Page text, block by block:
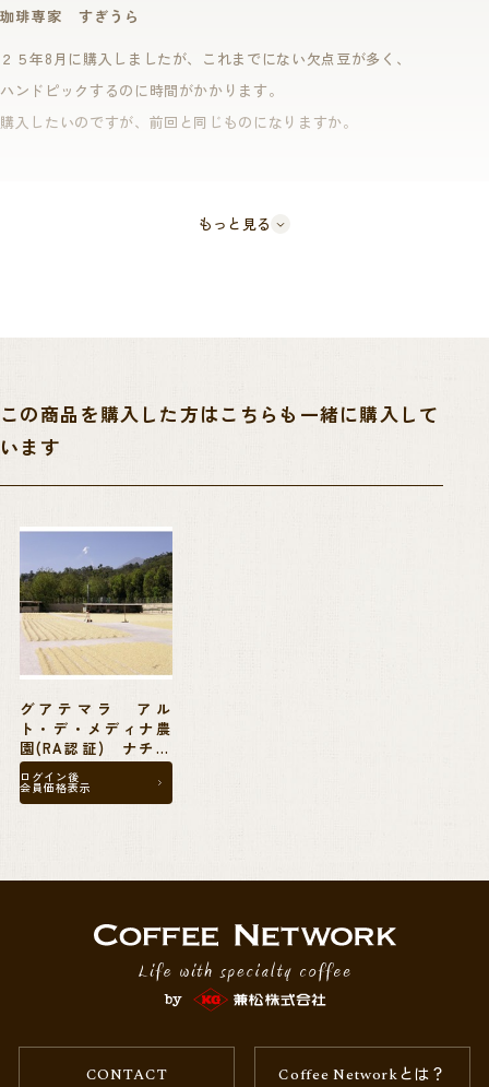
ことも特徴です。
そんなメディナ農園ですが、昨年20/21クロップのナチュラル精選におい
て、第7回アンティグア地方のリージョナルコンペで1位に輝くという受
21/22クロップは定番商品であるウォッシュドとナチュラルを買い付けて
グアテマラでも最も有名な地域であるアンティグアにて1位を獲得する品
楽しみくださいませ。
【買い付け担当者からのコメント】
15年以上取引を行う、安定した農園。グアテマラには様々は地域特性を
持つ個性は農園が各地にあり、この15年の間、兼松としてもどの農園と
どう取り組んでいくかの取捨選択の中で、守るべきもの、変えるべきも
のについて日々考えを巡らせております。
しかし、このメディナ農園のような安定パートナーはやはり中核として
大事にしていきたいという思いです。
みではない、きちんと手をかけて乾燥が施された、上質な仕上がりでし
違う精選を行ってもしっかりとした品質結果を出せることは、コーヒー
メディナ農園に対する信頼はさらにゆるぎないものになっています。(江
珈琲専家 すぎうら
２５年8月に購入しましたが、これまでにない欠点豆が多く、
ハンドピックするのに時間がかかります。
購入したいのですが、前回と同じものになりますか。
もっと見る
この商品を購入した方はこちらも一緒に購入して
います
グアテマラ アル
ト・デ・メディナ農
園(RA認証) ナチュ
ラル 24/25クロッ
プ 30kg麻袋
ログイン後
会員価格表示
CONTACT Coffee Networkとは？